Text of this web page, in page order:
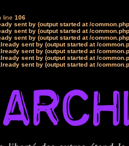
line 106
sent by (output started at /
sent by (output started at /
sent by (output started at /
sent by (output started at /
sent by (output started at /
sent by (output started at /
sent by (output started at /